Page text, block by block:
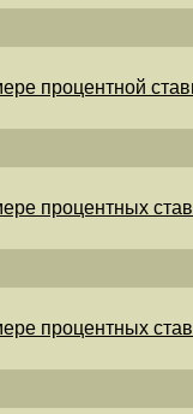
процентной
процентных
процентных